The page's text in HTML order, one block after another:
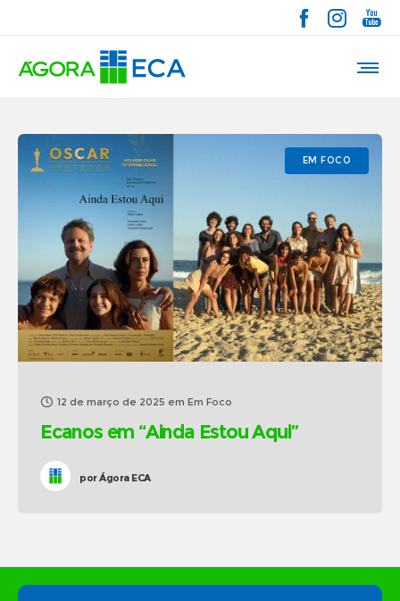
EM FOCO
12 de março de 2025 em Em Foco
Ecanos em “Ainda Estou Aqui”
porÁgora ECA